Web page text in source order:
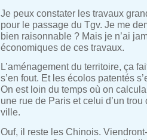
Je peux constater les travaux
pour le passage du Tgv. Je me
bien raisonnable ? Mais je n’ai
économiques de ces travaux.
L’aménagement du territoire, ça
s’en fout. Et les écolos patentés
On est loin du temps où on
une rue de Paris et celui d’un
ville.
Ouf, il reste les Chinois.